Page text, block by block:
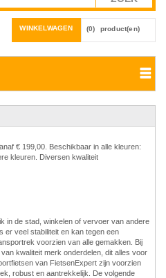
WINKELWAGEN (0) product(en)
€ 199,00. Beschikbaar in alle kleuren:
kleuren. Diversen kwaliteit
in de stad, winkelen of vervoer van andere
er veel stabiliteit en kan tegen een
voorzien van alle gemakken. Bij
kwaliteit merk onderdelen, dit alles voor
van FietsenExpert zijn voorzien
robust en aantrekkelijk. De volgende